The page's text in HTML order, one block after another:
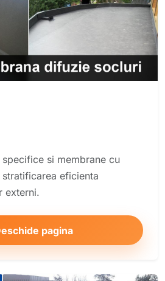
si membrane cu
eficienta
externi.
pagina